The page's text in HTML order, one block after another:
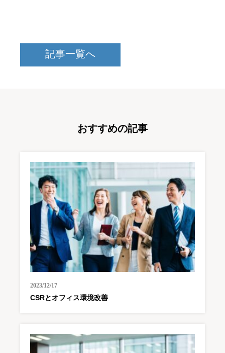
記事一覧へ
おすすめの記事
2023/12/17
CSRとオフィス環境改善